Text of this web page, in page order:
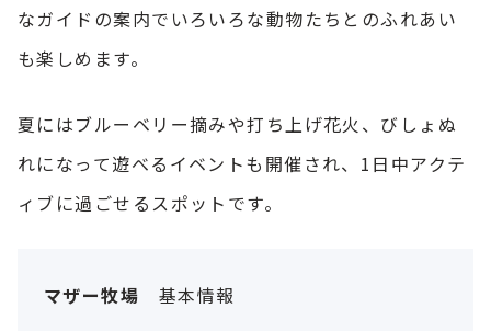
なガイドの案内でいろいろな動物たちとのふれあい
も楽しめます。
夏にはブルーベリー摘みや打ち上げ花火、びしょぬ
れになって遊べるイベントも開催され、1日中アクテ
ィブに過ごせるスポットです。
マザー牧場 基本情報